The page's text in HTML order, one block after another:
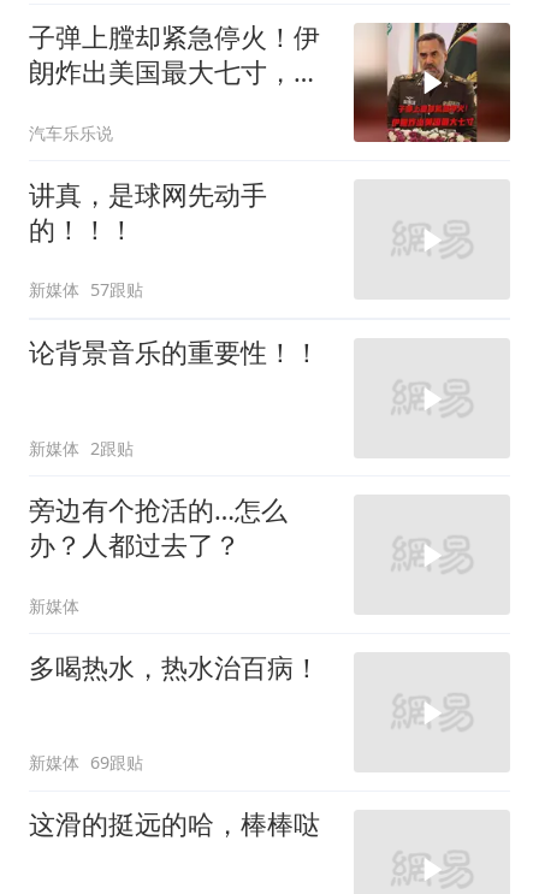
子弹上膛却紧急停火！伊
朗炸出美国最大七寸，特
汽车乐乐说
讲真，是球网先动手
的！！！
新媒体 57跟贴
论背景音乐的重要性！！
新媒体 2跟贴
旁边有个抢活的…怎么
办？人都过去了？
新媒体
多喝热水，热水治百病！
新媒体 69跟贴
这滑的挺远的哈，棒棒哒